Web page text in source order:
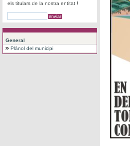
els titulars de la nostra entitat !
General
Plànol del municipi